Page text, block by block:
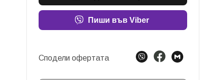
Пиши във Viber
Сподели офертата